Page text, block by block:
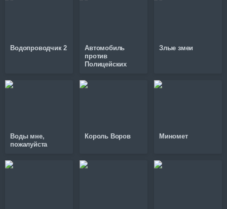
Водопроводчик 2
Автомобиль
против
Полицейских
Злые змеи
Воды мне,
пожалуйста
Король Воров Миномет